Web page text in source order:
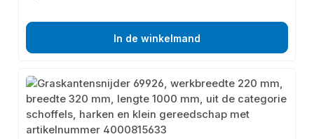
In de winkelmand